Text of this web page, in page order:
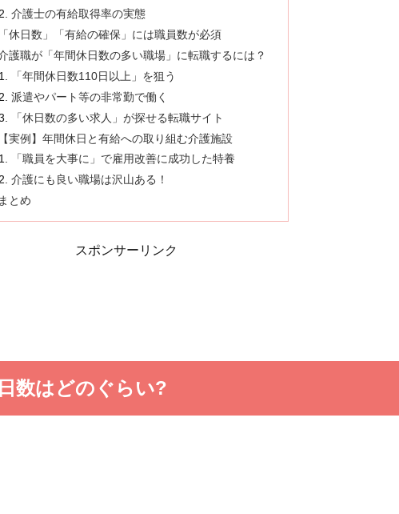
介護士の有給取得率の実態
「休日数」「有給の確保」には職員数が必須
護職が「年間休日数の多い職場」に転職するには？
「年間休日数110日以上」を狙う
派遣やパート等の非常勤で働く
「休日数の多い求人」が探せる転職サイト
【実例】年間休日と有給への取り組む介護施設
「職員を大事に」で雇用改善に成功した特養
介護にも良い職場は沢山ある！
まとめ
スポンサーリンク
数はどのぐらい?